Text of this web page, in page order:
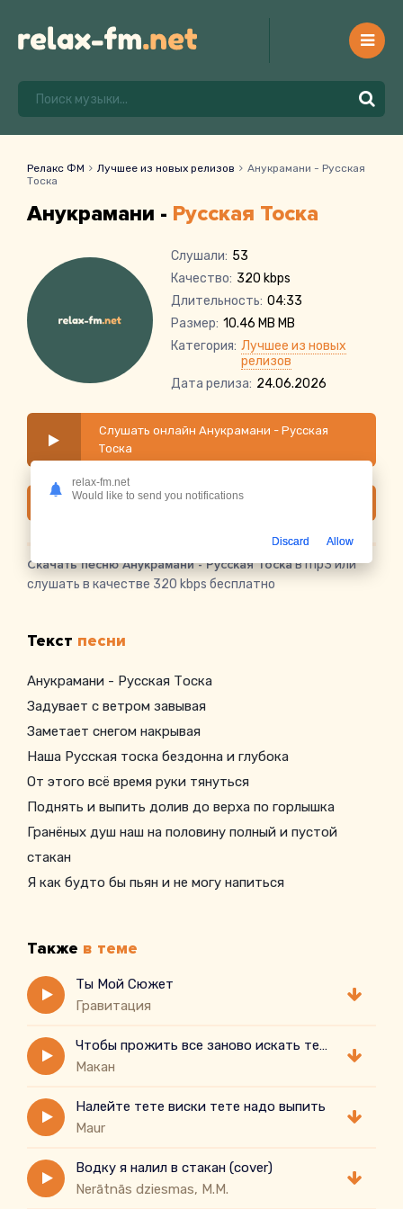
Релакс ФМ Лучшее из новых релизов
Анукрамани - Русская
Тоска
Анукрамани - Русская Тоска
Слушали: 53
Качество: 320 kbps
Длительность: 04:33
Размер: 10.46 MB MB
Категория: Лучшее из новых
релизов
Дата релиза: 24.06.2026
Слушать онлайн Анукрамани - Русская
Тоска
Скачать
Скачать песню Анукрамани - Русская Тоскав mp3 или
слушать в качестве 320 kbps бесплатно
Текст песни
Анукрамани - Русская Тоска
Задувает с ветром завывая
Заметает снегом накрывая
Наша Русская тоска бездонна и глубока
От этого всё время руки тянуться
Поднять и выпить долив до верха по горлышка
Гранёных душ наш на половину полный и пустой
стакан
Я как будто бы пьян и не могу напиться
Хмелеем от пустаты и разъедающей безысходности
Парой так хочется заснуть и заново проснуться
Начав опять всё с чистого листа
Также в теме
Ты Мой Сюжет
Гравитация
Чтобы прожить все заново искать тебя заново
Макан
Налейте тете виски тете надо выпить
Maur
Водку я налил в стакан (cover)
Nerātnās dziesmas, M.M.
relax-fm.net
Would like to send you notifications
Discard Allow